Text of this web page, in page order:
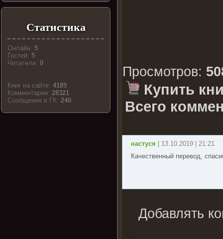
Статистика
Онлайн: 5
Гостей: 5
Читатели:0
Книг на сайте:4189
Комментарии:28321
Cообщения в ГК:240
Просмотров:
Купить
Всего
настуся | 13.10.2019 | 21:21
Качественный перевод,
Добавлять